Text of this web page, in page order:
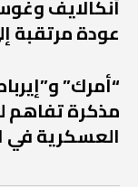
عودة مرتقبة
“أمرك”
مذكرة تفاهم
العسكرية في